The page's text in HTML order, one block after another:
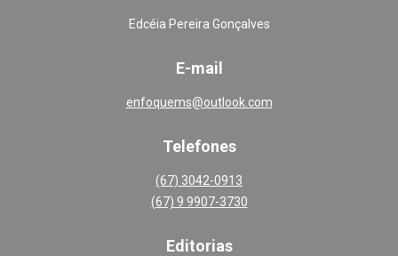
Edcéia Pereira Gonçalves
E-mail
enfoquems@outlook.com
Telefones
(67) 3042-0913
(67) 9 9907-3730
Editorias